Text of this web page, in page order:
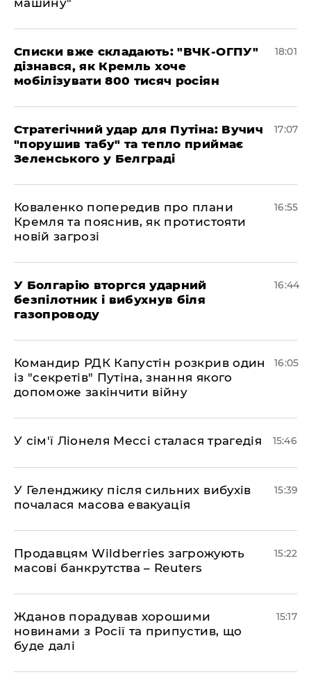
Списки вже складають: "ВЧК-ОГПУ"
дізнався, як Кремль хоче
мобілізувати 800 тисяч росіян
18:01
Стратегічний удар для Путіна: Вучич
"порушив табу" та тепло приймає
Зеленського у Белграді
17:07
Коваленко попередив про плани
Кремля та пояснив, як протистояти
новій загрозі
16:55
У Болгарію вторгся ударний
безпілотник і вибухнув біля
газопроводу
16:44
Командир РДК Капустін розкрив один
із "секретів" Путіна, знання якого
допоможе закінчити війну
16:05
У сім'ї Ліонеля Мессі сталася трагедія 15:46
У Геленджику після сильних вибухів
почалася масова евакуація
15:39
Продавцям Wildberries загрожують
масові банкрутства – Reuters
15:22
Жданов порадував хорошими
новинами з Росії та припустив, що
буде далі
15:17